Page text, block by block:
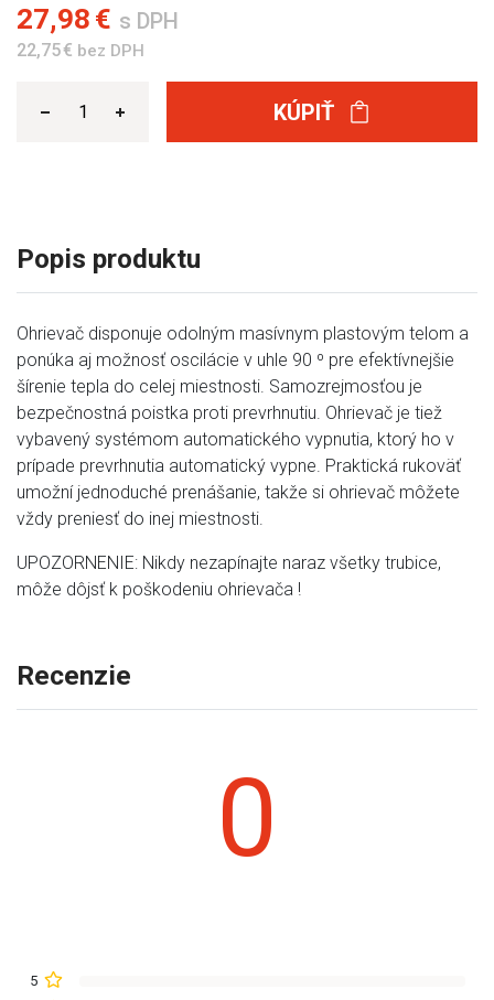
27,98 € s DPH
22,75 € bez DPH
KÚPIŤ
Popis produktu
Ohrievač disponuje odolným masívnym plastovým telom a
ponúka aj možnosť oscilácie v uhle 90 º pre efektívnejšie
šírenie tepla do celej miestnosti. Samozrejmosťou je
bezpečnostná poistka proti prevrhnutiu. Ohrievač je tiež
vybavený systémom automatického vypnutia, ktorý ho v
prípade prevrhnutia automatický vypne. Praktická rukoväť
umožní jednoduché prenášanie, takže si ohrievač môžete
vždy preniesť do inej miestnosti.
UPOZORNENIE: Nikdy nezapínajte naraz všetky trubice,
môže dôjsť k poškodeniu ohrievača !
Recenzie
0
5